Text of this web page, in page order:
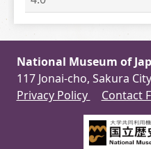
National Museum of
117 Jonai-cho, Sakura
Privacy Policy
Contact